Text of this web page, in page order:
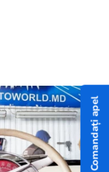
Comandați apel